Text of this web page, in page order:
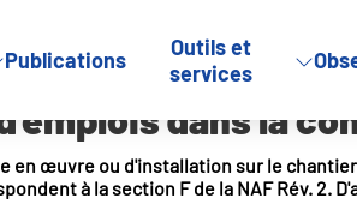
Publications
Outils et
services
dans la construction
dans la
œuvre ou d'installation sur le
à la section F de la NAF Rév. 2.